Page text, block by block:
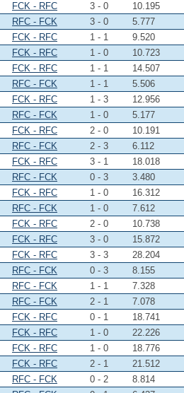
FCK - RFC 3 - 0
10.195
RFC - FCK 3 - 0
5.777
FCK - RFC 1 - 1
9.520
FCK - RFC 1 - 0
10.723
FCK - RFC 1 - 1
14.507
RFC - FCK 1 - 1
5.506
FCK - RFC 1 - 3
12.956
RFC - FCK 1 - 0
5.177
FCK - RFC 2 - 0
10.191
RFC - FCK 2 - 3
6.112
FCK - RFC 3 - 1
18.018
RFC - FCK 0 - 3
3.480
FCK - RFC 1 - 0
16.312
RFC - FCK 1 - 0
7.612
FCK - RFC 2 - 0
10.738
FCK - RFC 3 - 0
15.872
FCK - RFC 3 - 3
28.204
RFC - FCK 0 - 3
8.155
RFC - FCK 1 - 1
7.328
RFC - FCK 2 - 1
7.078
FCK - RFC 0 - 1
18.741
FCK - RFC 1 - 0
22.226
FCK - RFC 1 - 0
18.776
FCK - RFC 2 - 1
21.512
RFC - FCK 0 - 2
8.814